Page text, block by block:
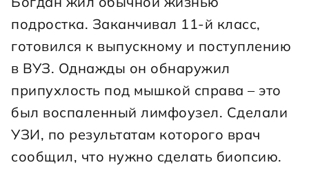
подростка. Заканчивал 11-й класс,
готовился к выпускному и поступлению
в ВУЗ. Однажды он обнаружил
припухлость под мышкой справа – это
был воспаленный лимфоузел. Сделали
УЗИ, по результатам которого врач
сообщил, что нужно сделать биопсию.